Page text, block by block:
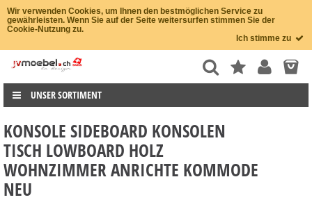
Wir verwenden Cookies, um Ihnen den bestmöglichen Service zu
gewährleisten. Wenn Sie auf der Seite weitersurfen stimmen Sie der
Cookie-Nutzung zu.
Ich stimme zu
UNSER SORTIMENT
KONSOLE SIDEBOARD KONSOLEN
TISCH LOWBOARD HOLZ
WOHNZIMMER ANRICHTE KOMMODE
NEU